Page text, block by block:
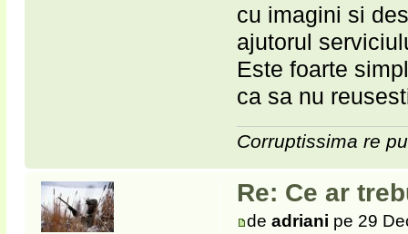
cu imagini si
ajutorul
Este foarte
ca sa nu
Corruptissima re
Re: Ce ar
deadriani pe 29